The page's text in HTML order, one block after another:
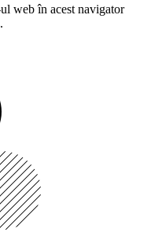
web în acest navigator